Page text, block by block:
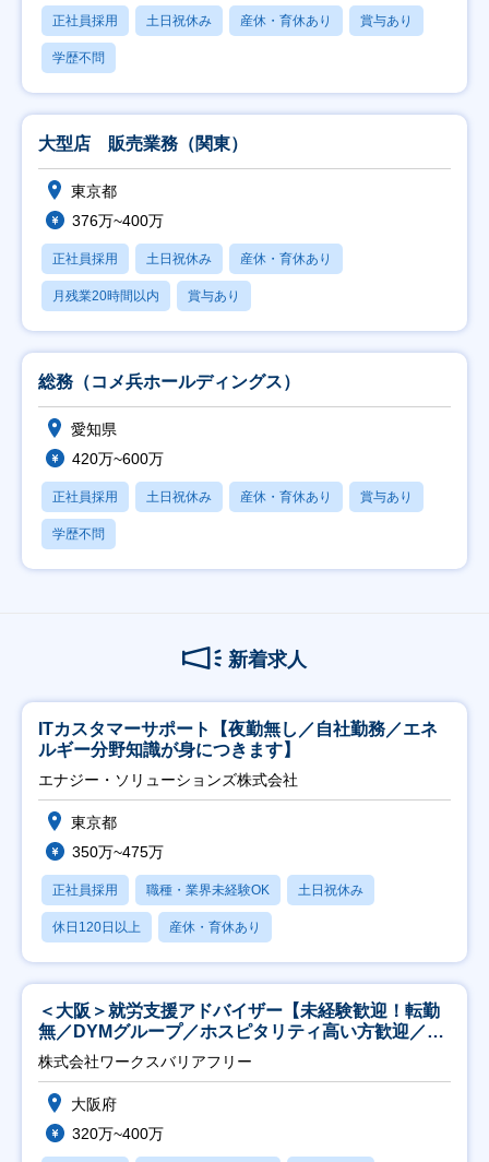
正社員採用 土日祝休み 産休・育休あり 賞与あり
学歴不問
大型店 販売業務（関東）
東京都
376万~400万
正社員採用 土日祝休み 産休・育休あり
月残業20時間以内 賞与あり
総務（コメ兵ホールディングス）
愛知県
420万~600万
正社員採用 土日祝休み 産休・育休あり 賞与あり
学歴不問
新着求人
ITカスタマーサポート【夜勤無し／自社勤務／エネ
ルギー分野知識が身につきます】
エナジー・ソリューションズ株式会社
東京都
350万~475万
正社員採用 職種・業界未経験OK 土日祝休み
休日120日以上 産休・育休あり
＜大阪＞就労支援アドバイザー【未経験歓迎！転勤
無／DYMグループ／ホスピタリティ高い方歓迎／土
日祝】
株式会社ワークスバリアフリー
大阪府
320万~400万